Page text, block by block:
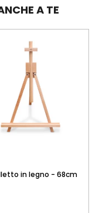
A TE
in legno - 68cm